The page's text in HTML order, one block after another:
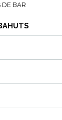
DE BAR